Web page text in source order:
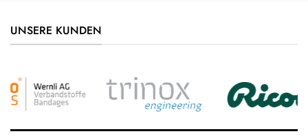
UNSERE KUNDEN